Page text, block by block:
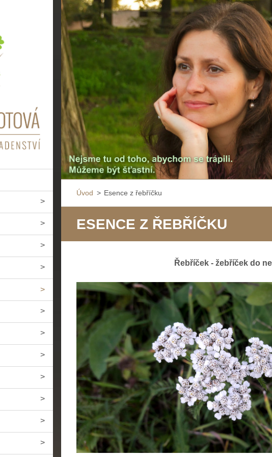
Úvod > Esence z řebříčku
ESENCE Z ŘEBŘÍČKU
Řebříček - žebříček do